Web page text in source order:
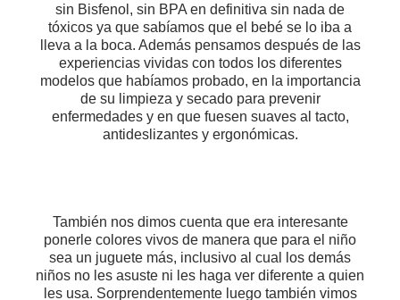
sin Bisfenol, sin BPA en definitiva sin nada de
tóxicos ya que sabíamos que el bebé se lo iba a
lleva a la boca. Además pensamos después de las
experiencias vividas con todos los diferentes
modelos que habíamos probado, en la importancia
de su limpieza y secado para prevenir
enfermedades y en que fuesen suaves al tacto,
antideslizantes y ergonómicas.
También nos dimos cuenta que era interesante
ponerle colores vivos de manera que para el niño
sea un juguete más, inclusivo al cual los demás
niños no les asuste ni les haga ver diferente a quien
les usa. Sorprendentemente luego también vimos